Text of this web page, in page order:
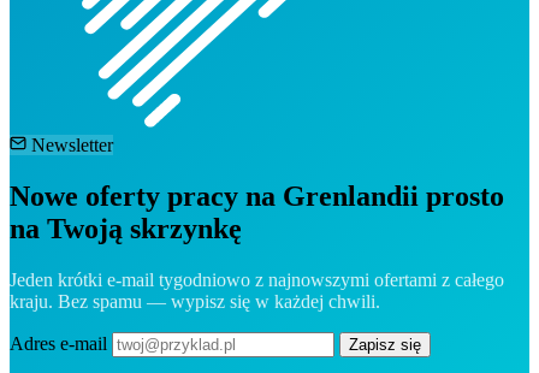
Newsletter
Nowe oferty pracy na Grenlandii prosto
na Twoją skrzynkę
Jeden krótki e-mail tygodniowo z najnowszymi ofertami z całego
kraju. Bez spamu — wypisz się w każdej chwili.
Adres e-mail Zapisz się